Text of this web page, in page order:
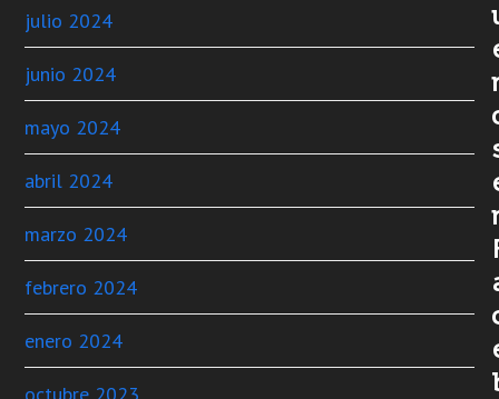
julio 2024
junio 2024
mayo 2024
abril 2024
marzo 2024
febrero 2024
enero 2024
octubre 2023